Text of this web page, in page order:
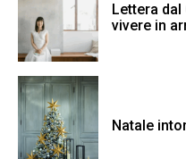
Lettera dal
vivere in
Natale